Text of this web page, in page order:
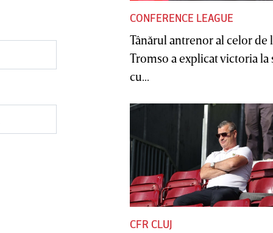
CONFERENCE LEAGUE
Tânărul antrenor al celor de
Tromso a explicat victoria la
cu...
CFR CLUJ